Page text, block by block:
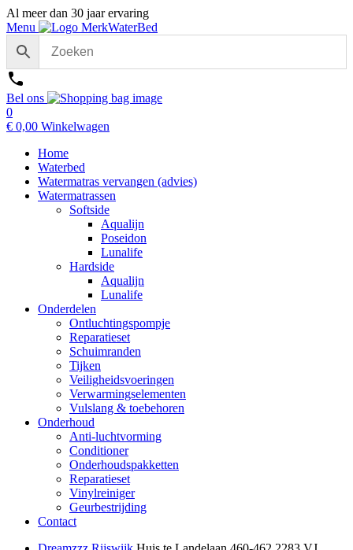
Al meer dan 30 jaar ervaring
Menu
Bel ons
0
€ 0,00 Winkelwagen
Home
Waterbed
Watermatras vervangen (advies)
Watermatrassen
Softside
Aqualijn
Poseidon
Lunalife
Hardside
Aqualijn
Lunalife
Onderdelen
Ontluchtingspompje
Reparatieset
Schuimranden
Tijken
Veiligheidsvoeringen
Verwarmingselementen
Vulslang & toebehoren
Onderhoud
Anti-luchtvorming
Conditioner
Onderhoudspakketten
Reparatieset
Vinylreiniger
Geurbestrijding
Contact